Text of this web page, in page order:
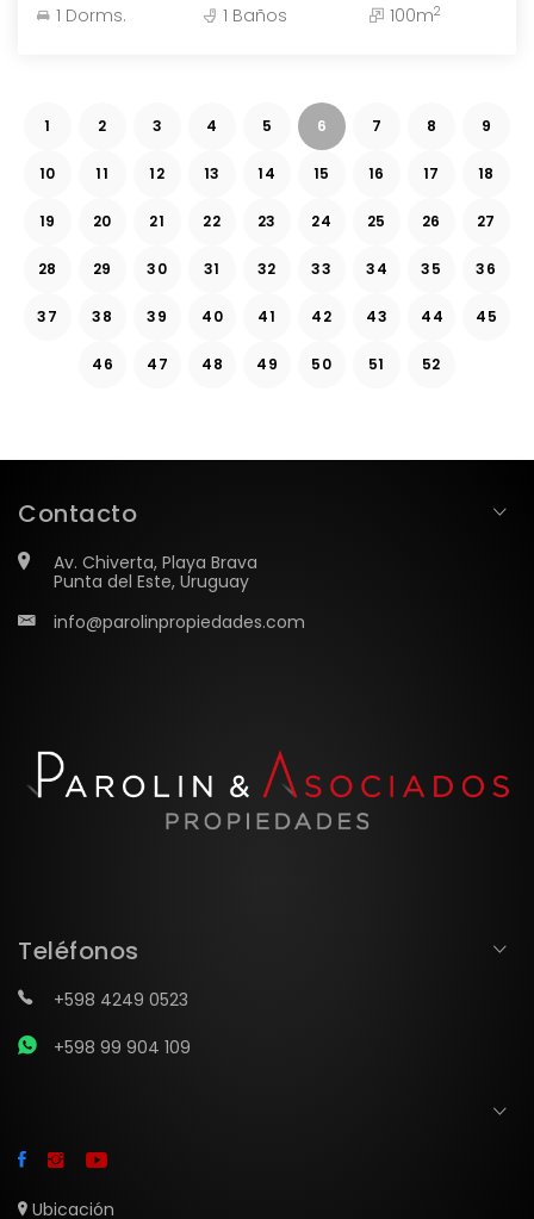
asesores en Parolin & Asociados Propiedades.
1 Dorms. 1 Baños 100m2
1 2 3 4 5 6 7 8 9
10 11 12 13 14 15 16 17 18
19 20 21 22 23 24 25 26 27
28 29 30 31 32 33 34 35 36
37 38 39 40 41 42 43 44 45
46 47 48 49 50 51 52
Contacto
Av. Chiverta, Playa Brava
Punta del Este, Uruguay
info@parolinpropiedades.com
Teléfonos
+598 4249 0523
+598 99 904 109
Ubicación